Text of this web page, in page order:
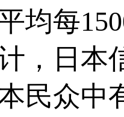
均每
，日本
民众中